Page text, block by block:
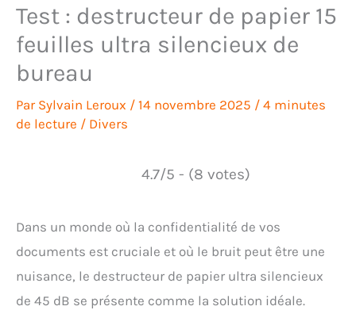
Test : destructeur de papier 15
feuilles ultra silencieux de
bureau
Par Sylvain Leroux / 14 novembre 2025 / 4 minutes
de lecture / Divers
4.7/5 - (8 votes)
Dans un monde où la confidentialité de vos
documents est cruciale et où le bruit peut être une
nuisance, le destructeur de papier ultra silencieux
de 45 dB se présente comme la solution idéale.